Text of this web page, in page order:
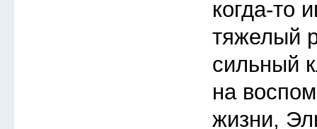
когда-то
тяжелый
сильный
на
жизни,